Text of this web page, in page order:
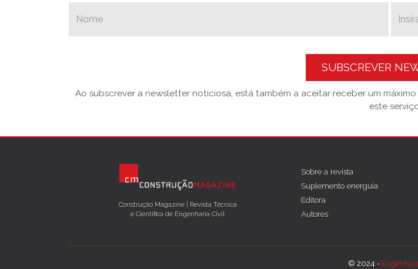
SUBSCREVER
Ao subscrever a newsletter noticiosa, está também a aceitar receber um
este
Construção Magazine | Revista Técnica
e Científica de Engenharia Civil
Sobre a revista
Suplemento energuia
Editora
Autores
© 2024 - Engenho